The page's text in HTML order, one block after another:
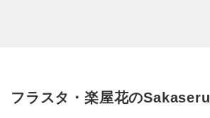
フラスタ・楽屋花のSakaseru